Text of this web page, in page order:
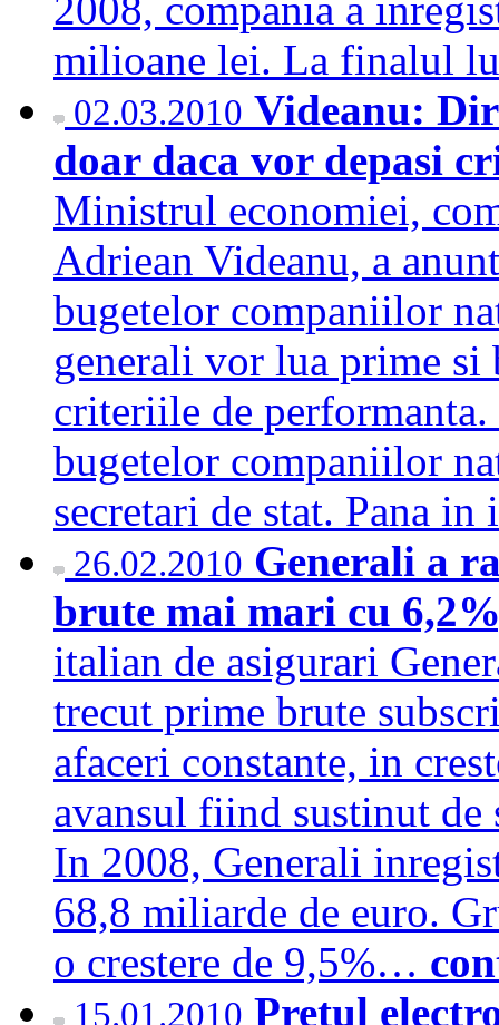
milioane lei. La finalul
02.03.2010 Videanu:
doar daca vor depasi
Ministrul economiei,
Adriean Videanu, a
bugetelor companiilor
generali vor lua prime si
criteriile de
bugetelor companiilor
secretari de stat. Pana
26.02.2010 Generali a
brute mai mari cu
italian de asigurari
trecut prime brute
afaceri constante, in
avansul fiind sustinut de
In 2008, Generali
68,8 miliarde de euro.
o crestere de 9,5%…
15.01.2010 Pretul